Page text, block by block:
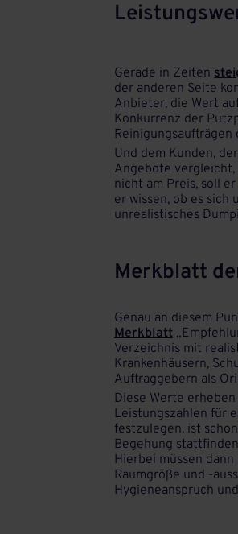
Gerade in Zeiten
der anderen Seite
Anbieter, die Wert
Konkurrenz der
Und dem Kunden,
Angebote vergleicht,
nicht am Preis, soll
er wissen, ob es
unrealistisches
Merkblatt
Genau an diesem
Merkblatt
Verzeichnis mit
Krankenhäusern,
Auftraggebern als
Diese Werte
Leistungszahlen für
festzulegen, ist
Begehung
Hierbei müssen
Raumgröße und -
Hygieneanspruch